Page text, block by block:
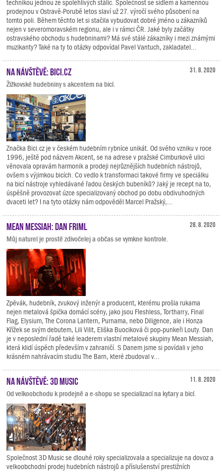
technikou jednou ze spolehlivých stálic. Společnost se sídlem a kamennou
prodejnou v Ostravě-Porubě letos slaví už 27. výročí svého působení na
tomto poli. Během těchto let si stačila vybudovat dobré jméno u zákazníků
nejen v severomoravském regionu, ale i v rámci ČR. Jaké byly začátky
ostravského obchodu s hudebninami? Má své stálé zákazníky i mezi známými
muzikanty? Také na ty to otázky odpovídal Pavel Vantuch, zakladatel...
31. 8. 2020
Na návštěvě: Bici.cz
Žižkovské hudebniny s akcentem na bicí.
Značka Bici.cz je v českém hudebním rybníce unikát. Od svého vzniku v roce
1996, ještě pod názvem Akcent, se na adrese v pražské Cimburkově ulici
věnovala opravám harmonik a prodeji nejrůznějších hudebních nástrojů,
ovšem s výjimkou bicích. Co vedlo k transformaci takové firmy ve speciálku
na bicí nástroje vyhledávané řadou českých bubeníků? Jaký je recept na to,
úspěšně provozovat úzce specializovaný obchod po dobu obdivuhodných
dvaceti let? I na tyto otázky nám odpověděl Marcel Pražský,...
28. 8. 2020
Mean Messiah: Dan Friml
Můj naturel je prostě zdivočelej a občas se vymkne kontrole.
Zpěvák, hudebník, zvukový inženýr a producent, kterému prošla rukama
nejen metalová špička domácí scény, jako jsou Fleshless, Tortharry, Final
Flag, Elysium, The Corona Lantern, Purnama, nebo Diligence, ale i Honza
Křížek se svým debutem, Lili Vilit, Eliška Buociková či pop-punkeři Louty. Dan
je v neposlední řadě také leaderem vlastní metalové skupiny Mean Messiah,
která klidí úspěch především v zahraničí. S Danem jsme si povídali v jeho
krásném nahrávacím studiu The Barn, které zbudoval v...
11. 8. 2020
Na návštěvě: 3D Music
Od velkoobchodu k prodejně a e-shopu se specializací na kytary a bicí.
Společnost 3D Music se dlouhé roky specializovala a specializuje na dovoz a
velkoobchodní prodej hudebních nástrojů a příslušenství prestižních